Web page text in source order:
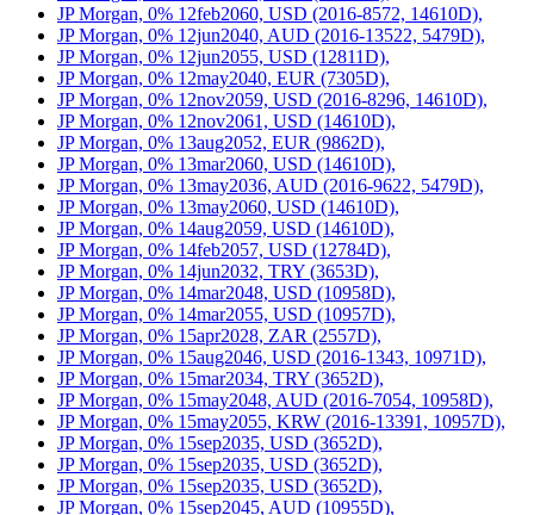
JP Morgan, 0% 12feb2060, USD (2016-8572, 14610D),
JP Morgan, 0% 12jun2040, AUD (2016-13522, 5479D),
JP Morgan, 0% 12jun2055, USD (12811D),
JP Morgan, 0% 12may2040, EUR (7305D),
JP Morgan, 0% 12nov2059, USD (2016-8296, 14610D),
JP Morgan, 0% 12nov2061, USD (14610D),
JP Morgan, 0% 13aug2052, EUR (9862D),
JP Morgan, 0% 13mar2060, USD (14610D),
JP Morgan, 0% 13may2036, AUD (2016-9622, 5479D),
JP Morgan, 0% 13may2060, USD (14610D),
JP Morgan, 0% 14aug2059, USD (14610D),
JP Morgan, 0% 14feb2057, USD (12784D),
JP Morgan, 0% 14jun2032, TRY (3653D),
JP Morgan, 0% 14mar2048, USD (10958D),
JP Morgan, 0% 14mar2055, USD (10957D),
JP Morgan, 0% 15apr2028, ZAR (2557D),
JP Morgan, 0% 15aug2046, USD (2016-1343, 10971D),
JP Morgan, 0% 15mar2034, TRY (3652D),
JP Morgan, 0% 15may2048, AUD (2016-7054, 10958D),
JP Morgan, 0% 15may2055, KRW (2016-13391, 10957D),
JP Morgan, 0% 15sep2035, USD (3652D),
JP Morgan, 0% 15sep2035, USD (3652D),
JP Morgan, 0% 15sep2035, USD (3652D),
JP Morgan, 0% 15sep2045, AUD (10955D),